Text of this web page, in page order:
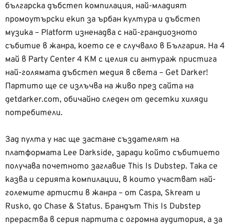
българска дъбстеп компилация, най-младият
промоутърски екип за ърбан култура и дъбстеп
музика – Platform изненадва с най-грандиозното
събитие в жанра, което се е случвало в България. На 4
май в Party Center 4 KM с целия си антураж пристига
най-голямата дъбстеп медия в света – Get Darker!
Партито ще се излъчва на живо през сайта на
getdarker.com, обичайно следен от десетки хиляди
потребители.
Зад пулта у нас ще застане създателят на
платформата Lee Darkside, заради който събитието
получава почетното заглавие This Is Dubstep. Така се
казва и серията компилации, в които участват най-
големите артисти в жанра – от Caspa, Skream и
Rusko, до Chase & Status. Брандът This Is Dubstep
прераства в серия партита с огромна аудитория, а за